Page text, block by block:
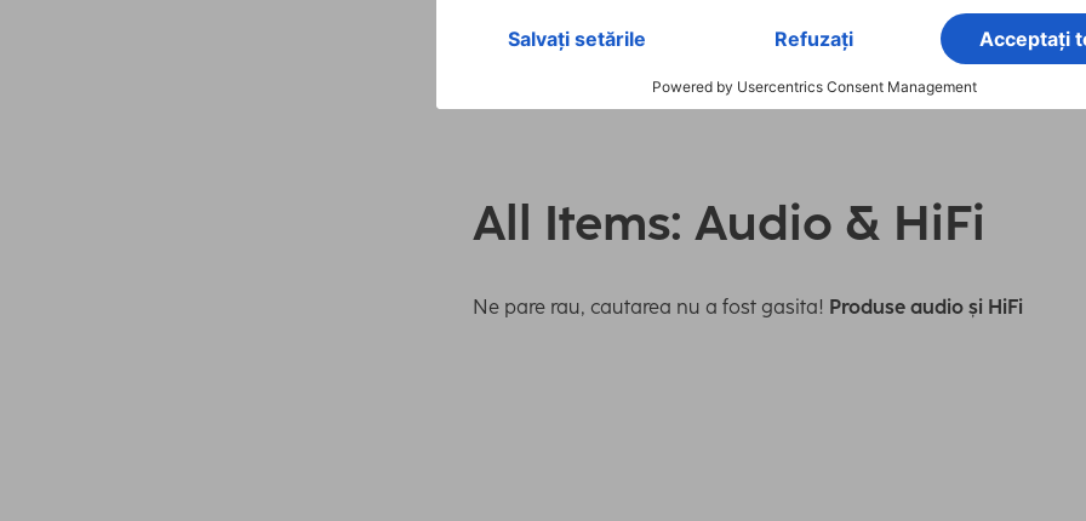
All Items: Audio & HiFi
Ne pare rau, cautarea nu a fost gasita! Produse audio și HiFi